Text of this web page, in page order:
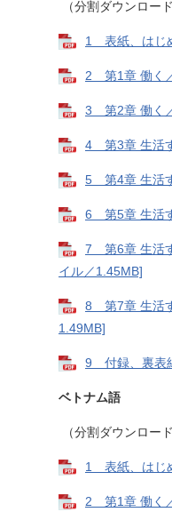
（分割ダウンロード
1 表紙、はじ
2 第1章 働く
3 第2章 働く
4 第3章 生活
5 第4章 生活
6 第5章 生活
7 第6章 生活
イル／1.45MB]
8 第7章 生活
1.49MB]
9 付録、裏表
ベトナム語
（分割ダウンロード
1 表紙、はじ
2 第1章 働く